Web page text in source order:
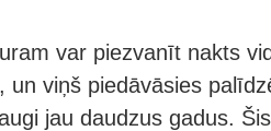
var piezvanīt nakts
un viņš piedāvāsies
jau daudzus gadus.